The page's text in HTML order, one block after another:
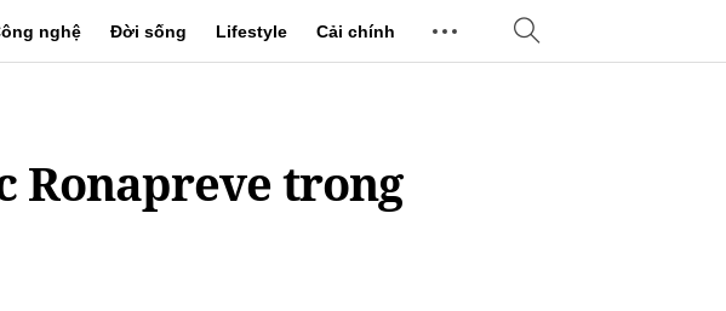
nghệ Đời sống Lifestyle Cải chính
Ronapreve trong